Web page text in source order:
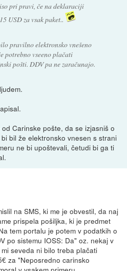
pri pravi, če na deklaraciji
USD za vsak paket..
pravilno elektronsko vnešeno
potrebno vseeno plačati
pošti. DDV pa ne zaračunajo.
Carinske pošte, da se izjasniš o
bil že elektronsko vnesen s strani
ne bi upoštevali, četudi bi ga ti
na SMS, ki me je obvestil, da naj
prispela pošiljka, ki je predmet
tem portalu je potem v podatkih o
po sistemu IOSS: Da" oz. nekaj v
seveda ni bilo treba plačati
za "Neposredno carinsko